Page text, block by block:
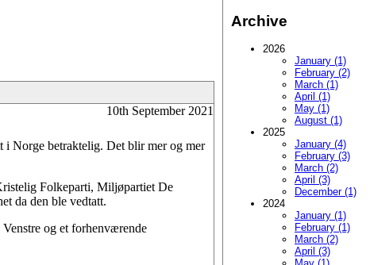
10th September 2021
i Norge betraktelig. Det blir mer og mer
Folkeparti, Miljøpartiet De
da den ble vedtatt.
og et forhenværende
Archive
2026
January (1)
February (2)
March (1)
April (1)
May (1)
August (1)
2025
January (4)
February (3)
March (2)
April (3)
December (1)
2024
January (1)
February (1)
March (2)
April (3)